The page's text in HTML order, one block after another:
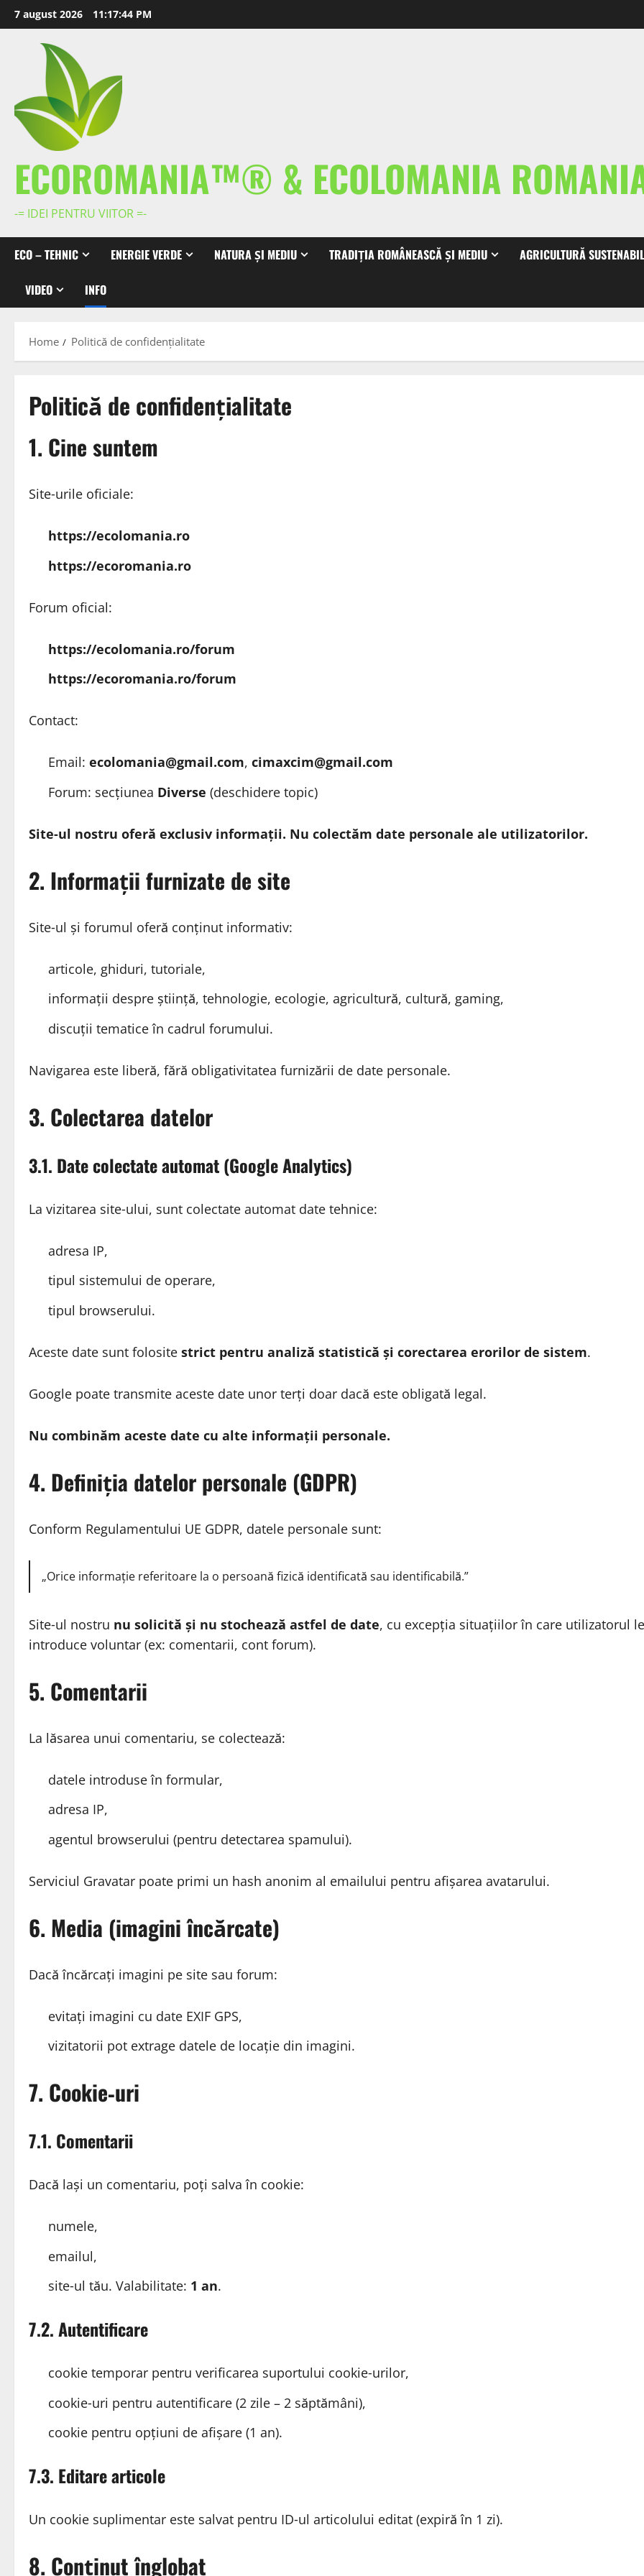
Skip
to
content
7 august 2026 11:17:45 PM
ECOROMANIA™® & ECOLOMANIA
-= IDEI PENTRU VIITOR =-
ECO – TEHNIC ENERGIE VERDE NATURA ȘI MEDIU TRADIȚIA ROMÂNEASCĂ ȘI MEDIU AGRICULTURĂ
VIDEO INFO
Home Politică de confidențialitate
Politică de confidențialitate
1. Cine suntem
Site‑urile oficiale:
https://ecolomania.ro
https://ecoromania.ro
Forum oficial:
https://ecolomania.ro/forum
https://ecoromania.ro/forum
Contact:
Email: ecolomania@gmail.com, cimaxcim@gmail.com
Forum: secțiunea Diverse (deschidere topic)
Site‑ul nostru oferă exclusiv informații. Nu colectăm date personale ale utilizatorilor.
2. Informații furnizate de site
Site‑ul și forumul oferă conținut informativ:
articole, ghiduri, tutoriale,
informații despre știință, tehnologie, ecologie, agricultură, cultură, gaming,
discuții tematice în cadrul forumului.
Navigarea este liberă, fără obligativitatea furnizării de date personale.
3. Colectarea datelor
3.1. Date colectate automat (Google Analytics)
La vizitarea site‑ului, sunt colectate automat date tehnice:
adresa IP,
tipul sistemului de operare,
tipul browserului.
Aceste date sunt folosite strict pentru analiză statistică și corectarea erorilor de sistem.
Google poate transmite aceste date unor terți doar dacă este obligată legal.
Nu combinăm aceste date cu alte informații personale.
4. Definiția datelor personale (GDPR)
Conform Regulamentului UE GDPR, datele personale sunt:
„Orice informație referitoare la o persoană fizică identificată sau identificabilă.”
Site‑ul nostru nu solicită și nu stochează astfel de date, cu excepția situațiilor în care utilizatorul le
introduce voluntar (ex: comentarii, cont forum).
5. Comentarii
La lăsarea unui comentariu, se colectează:
datele introduse în formular,
adresa IP,
agentul browserului (pentru detectarea spamului).
Serviciul Gravatar poate primi un hash anonim al emailului pentru afișarea avatarului.
6. Media (imagini încărcate)
Dacă încărcați imagini pe site sau forum:
evitați imagini cu date EXIF GPS,
vizitatorii pot extrage datele de locație din imagini.
7. Cookie‑uri
7.1. Comentarii
Dacă lași un comentariu, poți salva în cookie:
numele,
emailul,
site‑ul tău. Valabilitate: 1 an.
7.2. Autentificare
cookie temporar pentru verificarea suportului cookie‑urilor,
cookie‑uri pentru autentificare (2 zile – 2 săptămâni),
cookie pentru opțiuni de afișare (1 an).
7.3. Editare articole
Un cookie suplimentar este salvat pentru ID‑ul articolului editat (expiră în 1 zi).
8. Conținut înglobat